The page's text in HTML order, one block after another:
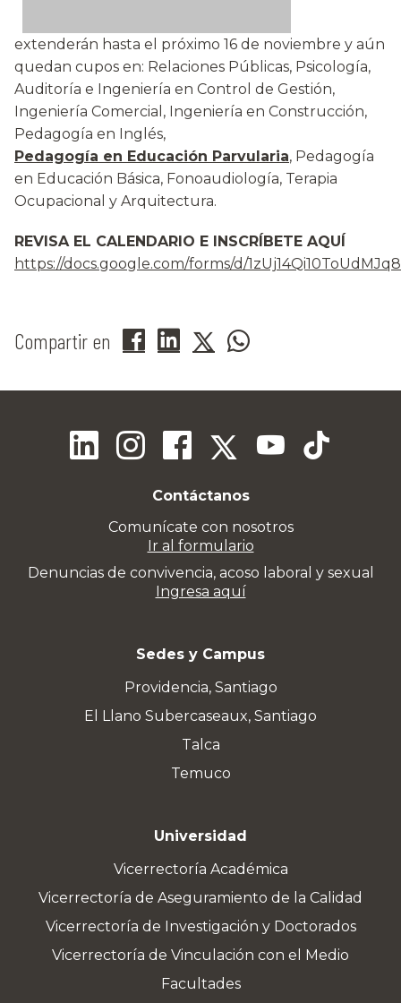
extenderán hasta el próximo 16 de noviembre y aún
quedan cupos en: Relaciones Públicas, Psicología,
Auditoría e Ingeniería en Control de Gestión,
Ingeniería Comercial, Ingeniería en Construcción,
Pedagogía en Inglés,
Pedagogía en Educación Parvularia, Pedagogía
en Educación Básica, Fonoaudiología, Terapia
Ocupacional y Arquitectura.
REVISA EL CALENDARIO E INSCRÍBETE AQUÍ
https://docs.google.com/forms/d/
Compartir en
Contáctanos
Comunícate con nosotros
Ir al formulario
Denuncias de convivencia, acoso laboral y sexual
Ingresa aquí
Sedes y Campus
Providencia, Santiago
El Llano Subercaseaux, Santiago
Talca
Temuco
Universidad
Vicerrectoría Académica
Vicerrectoría de Aseguramiento de la Calidad
Vicerrectoría de Investigación y Doctorados
Vicerrectoría de Vinculación con el Medio
Facultades